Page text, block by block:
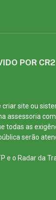
POR CR2
criar site ou
assessoria
todas as
serão
e o Radar da